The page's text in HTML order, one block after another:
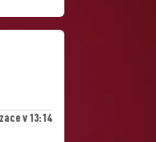
v 13:14